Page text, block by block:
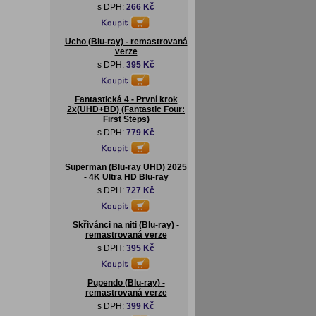
s DPH: 266 Kč
Ucho (Blu-ray) - remastrovaná
verze
s DPH: 395 Kč
Fantastická 4 - První krok
2x(UHD+BD) (Fantastic Four:
First Steps)
s DPH: 779 Kč
Superman (Blu-ray UHD) 2025
- 4K Ultra HD Blu-ray
s DPH: 727 Kč
Skřivánci na niti (Blu-ray) -
remastrovaná verze
s DPH: 395 Kč
Pupendo (Blu-ray) -
remastrovaná verze
s DPH: 399 Kč